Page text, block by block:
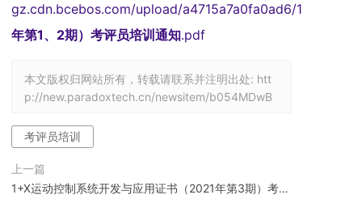
gz.cdn.bcebos.com/upload/a4715a7a0fa0ad6/
年第1、2期）考评员培训通知.pdf
本文版权归网站所有，转载请联系并注明出处: htt
p://new.paradoxtech.cn/newsitem/b054MDwB
考评员培训
上一篇
1+X运动控制系统开发与应用证书（2021年第3期）考评